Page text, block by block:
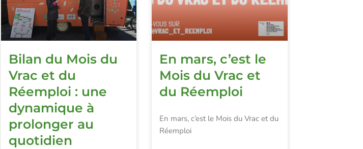
Bilan du Mois du
Vrac et du
Réemploi : une
dynamique à
prolonger au
quotidien
En mars, c’est le
Mois du Vrac et
du Réemploi
En mars, c’est le Mois du Vrac et du
Réemploi